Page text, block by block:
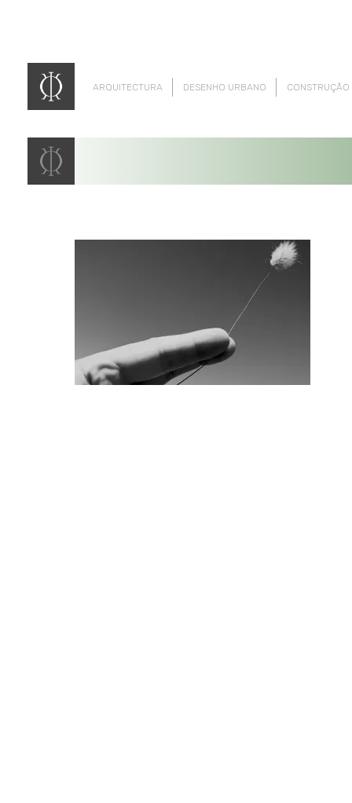
ARQUITECTURA DESENHO URBANO CONSTRUÇÃO